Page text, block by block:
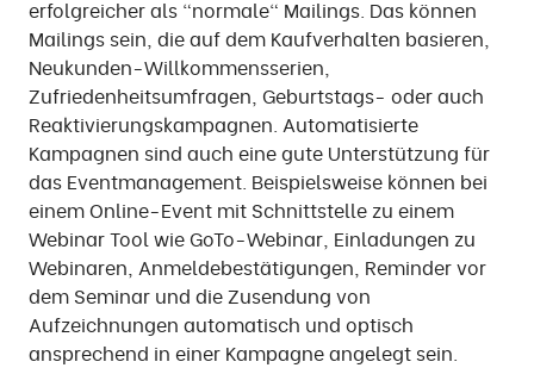
erfolgreicher als "normale" Mailings. Das können
Mailings sein, die auf dem Kaufverhalten basieren,
Neukunden-Willkommensserien,
Zufriedenheitsumfragen, Geburtstags- oder auch
Reaktivierungskampagnen. Automatisierte
Kampagnen sind auch eine gute Unterstützung für
das Eventmanagement. Beispielsweise können bei
einem Online-Event mit Schnittstelle zu einem
Webinar Tool wie GoTo-Webinar, Einladungen zu
Webinaren, Anmeldebestätigungen, Reminder vor
dem Seminar und die Zusendung von
Aufzeichnungen automatisch und optisch
ansprechend in einer Kampagne angelegt sein.